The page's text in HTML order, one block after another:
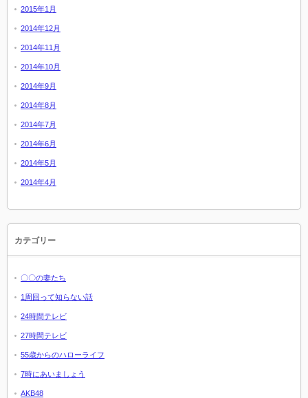
2015年1月
2014年12月
2014年11月
2014年10月
2014年9月
2014年8月
2014年7月
2014年6月
2014年5月
2014年4月
カテゴリー
〇〇の妻たち
1周回って知らない話
24時間テレビ
27時間テレビ
55歳からのハローライフ
7時にあいましょう
AKB48